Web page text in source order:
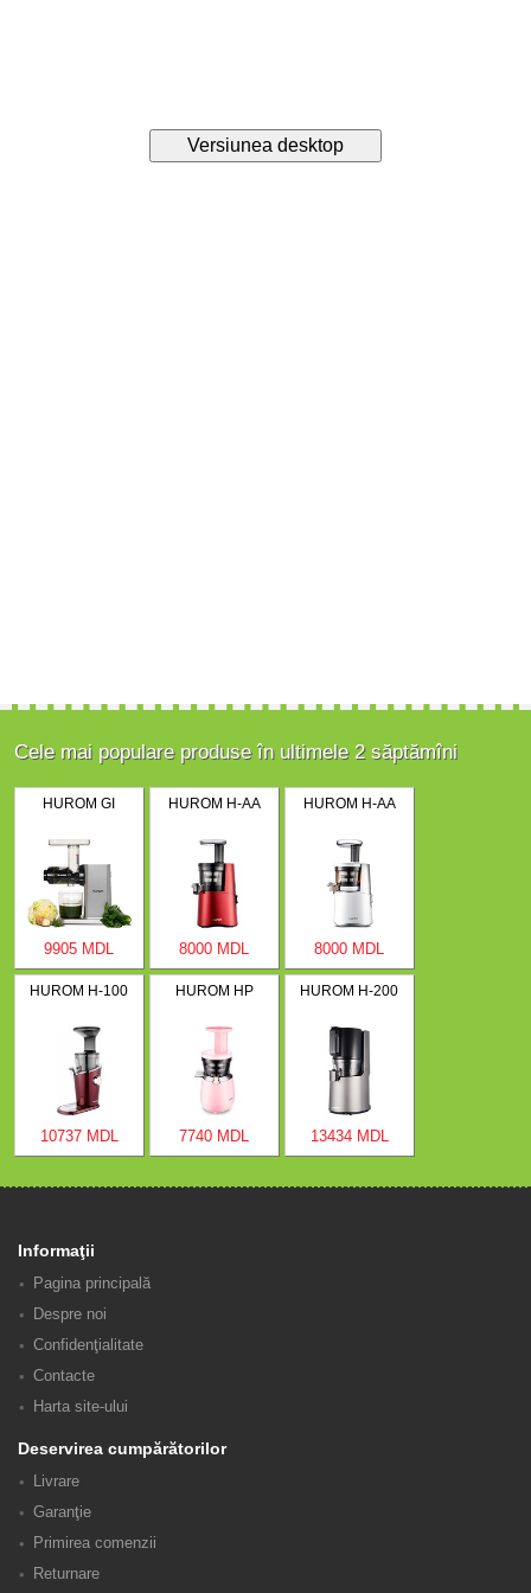
Cele mai populare produse în ultimele 2 săptămîni
HUROM GI
9905 MDL
HUROM H-AA
8000 MDL
HUROM H-AA
8000 MDL
HUROM H-100
10737 MDL
HUROM HP
7740 MDL
HUROM H-200
13434 MDL
Informaţii
Pagina principală
Despre noi
Confidenţialitate
Contacte
Harta site-ului
Deservirea cumpărătorilor
Livrare
Garanţie
Primirea comenzii
Returnare